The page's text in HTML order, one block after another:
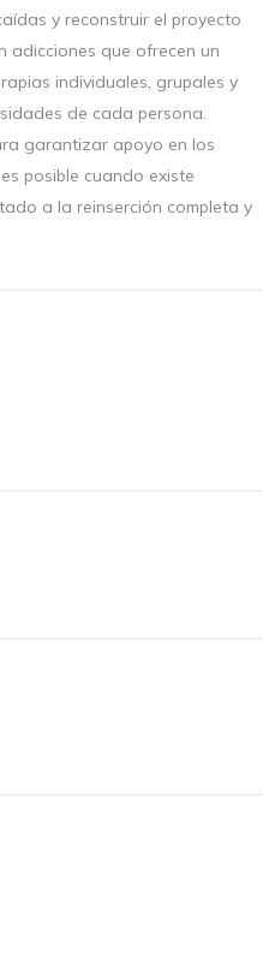
y reconstruir el proyecto
adicciones que ofrecen un
individuales, grupales y
de cada persona.
garantizar apoyo en los
posible cuando existe
a la reinserción completa y